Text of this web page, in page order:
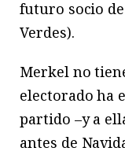
futuro socio
Verdes).
Merkel no
electorado ha
partido –y a
antes de